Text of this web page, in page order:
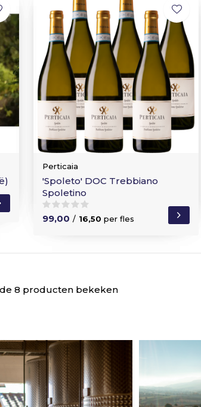
Perticaia
'Spoleto' DOC Trebbiano
Spoletino
99,00 / 16,50 per fles
8 producten bekeken